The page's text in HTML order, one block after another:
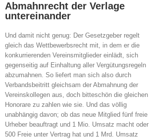
Abmahnrecht der Verlage
untereinander
Und damit nicht genug: Der Gesetzgeber regelt
gleich das Wettbewerbsrecht mit, in dem er die
konkurrierenden Vereinsmitglieder einlädt, sich
gegenseitig auf Einhaltung aller Vergütungsregeln
abzumahnen. So liefert man sich also durch
Verbandsbeitritt gleichsam der Abmahnung der
Vereinskollegen aus, doch bitteschön die gleichen
Honorare zu zahlen wie sie. Und das völlig
unabhängig davon; ob das neue Mitglied fünf freie
Urheber beauftragt und 1 Mio. Umsatz macht oder
500 Freie unter Vertrag hat und 1 Mrd. Umsatz